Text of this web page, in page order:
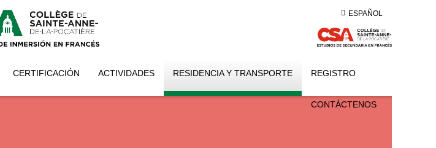
ESPAÑOL
CERTIFICACIÓN ACTIVIDADES RESIDENCIA Y TRANSPORTE REGISTRO
CONTÁCTENOS